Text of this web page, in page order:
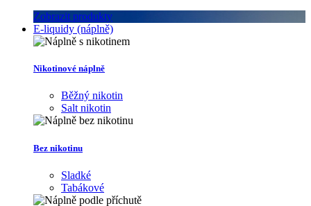
Zobrazit produkty
E-liquidy (náplně)
Nikotinové náplně
Běžný nikotin
Salt nikotin
Bez nikotinu
Sladké
Tabákové